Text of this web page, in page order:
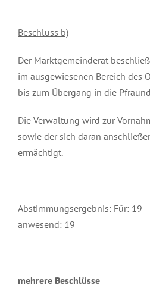
Beschluss b)
Der Marktgemeinderat
im ausgewiesenen Bereich des
bis zum Übergang in die
Die Verwaltung wird zur
sowie der sich daran
ermächtigt.
Abstimmungsergebnis:
anwesend: 19
mehrere Beschlüsse